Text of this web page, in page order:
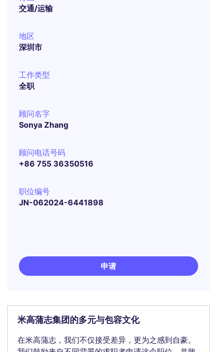
交通/运输
地区
深圳市
工作类型
全职
顾问名字
Sonya Zhang
顾问电话号码
+86 755 36350516
职位编号
JN-062024-6441898
申请
米高蒲志集团的多元与包容文化
在米高蒲志，我们不仅接受差异，更为之感到自豪。